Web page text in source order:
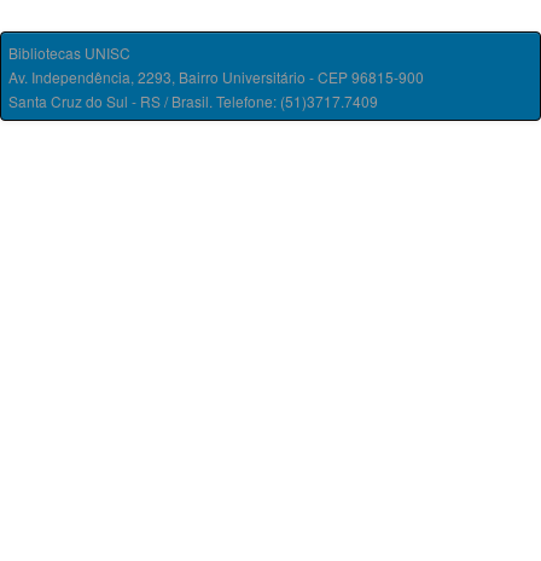
Bibliotecas UNISC
Av. Independência, 2293, Bairro Universitário - CEP 96815-900
Santa Cruz do Sul - RS / Brasil. Telefone: (51)3717.7409